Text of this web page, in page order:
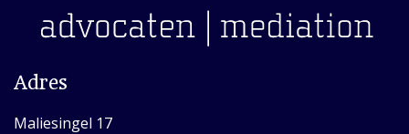
Adres
Maliesingel 17